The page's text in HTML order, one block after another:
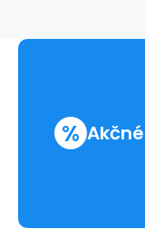
rez
%